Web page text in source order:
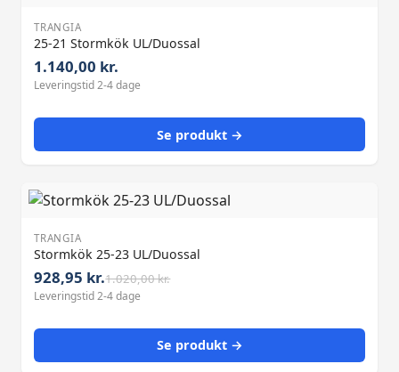
TRANGIA
25-21 Stormkök UL/Duossal
1.140,00 kr.
Leveringstid 2-4 dage
Se produkt →
TRANGIA
Stormkök 25-23 UL/Duossal
928,95 kr.1.020,00 kr.
Leveringstid 2-4 dage
Se produkt →